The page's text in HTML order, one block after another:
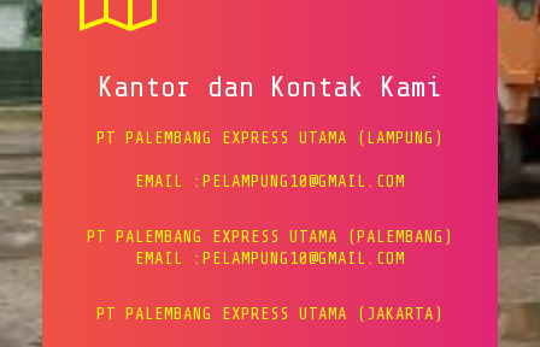
Kantor dan Kontak Kami
PT PALEMBANG EXPRESS UTAMA (LAMPUNG)
EMAIL :PELAMPUNG10@GMAIL.COM
PT PALEMBANG EXPRESS UTAMA (PALEMBANG)
EMAIL :PELAMPUNG10@GMAIL.COM
PT PALEMBANG EXPRESS UTAMA (JAKARTA)